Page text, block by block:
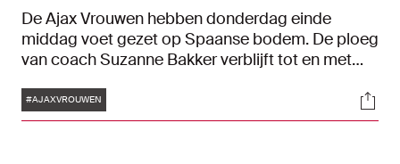
De Ajax Vrouwen hebben donderdag einde
middag voet gezet op Spaanse bodem. De ploeg
van coach Suzanne Bakker verblijft tot en met
voorbereiding op de tweede seizoenshelft.
Tags
#AJAXVROUWEN